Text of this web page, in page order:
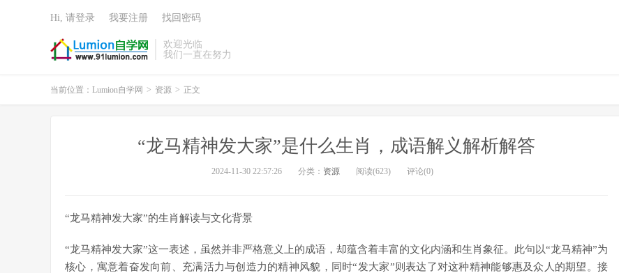
欢迎光临
我们一直在努力
Hi, 请登录 我要注册 找回密码
当前位置： Lumion自学网 > 资源 > 正文
“龙马精神发大家”是什么生肖，成语解义解析解答
2024-11-30 22:57:26 分类： 资源 阅读(623) 评论(0)
“龙马精神发大家”的生肖解读与文化背景
“龙马精神发大家”这一表述，虽然并非严格意义上的成语，却蕴含着丰富的文化内涵和生肖象征。此句以“龙马精神”为
核心，寓意着奋发向前、充满活力与创造力的精神风貌，同时“发大家”则表达了对这种精神能够惠及众人的期望。接